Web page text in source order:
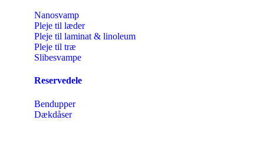
Nanosvamp
Pleje til læder
Pleje til laminat & linoleum
Pleje til træ
Slibesvampe
Reservedele
Bendupper
Dækdåser